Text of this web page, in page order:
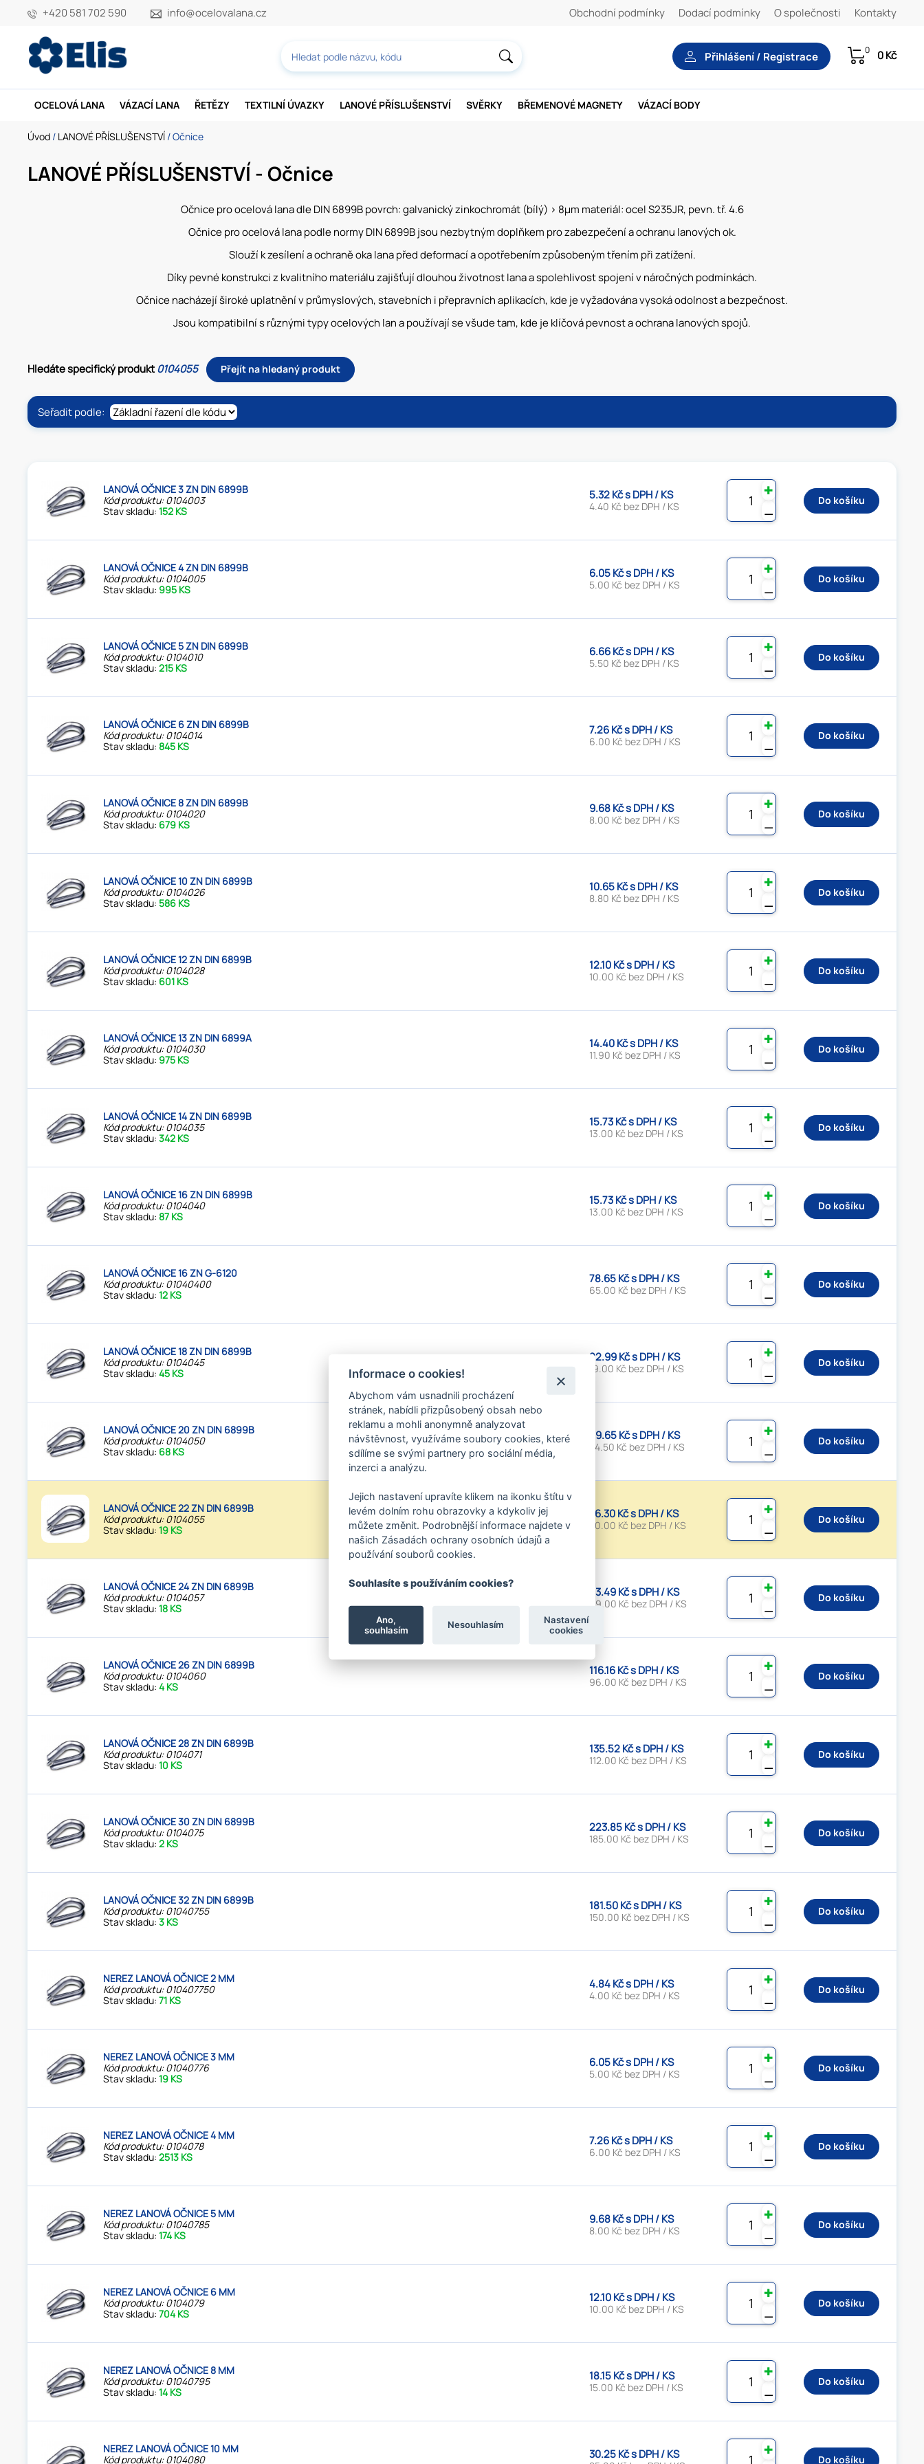
+420 581 702 590 info@ocelovalana.cz Obchodní podmínky Dodací podmínky O společnosti Kontakty
Přihlášení / Registrace 0 0 Kč
OCELOVÁ LANA VÁZACÍ LANA ŘETĚZY TEXTILNÍ ÚVAZKY LANOVÉ PŘÍSLUŠENSTVÍ SVĚRKY BŘEMENOVÉ MAGNETY VÁZACÍ BODY
Úvod / LANOVÉ PŘÍSLUŠENSTVÍ / Očnice
LANOVÉ PŘÍSLUŠENSTVÍ - Očnice
Očnice pro ocelová lana dle DIN 6899B povrch: galvanický zinkochromát (bílý) > 8µm materiál: ocel S235JR, pevn. tř. 4.6
Očnice pro ocelová lana podle normy DIN 6899B jsou nezbytným doplňkem pro zabezpečení a ochranu lanových ok.
Slouží k zesílení a ochraně oka lana před deformací a opotřebením způsobeným třením při zatížení.
Díky pevné konstrukci z kvalitního materiálu zajišťují dlouhou životnost lana a spolehlivost spojení v náročných podmínkách.
Očnice nacházejí široké uplatnění v průmyslových, stavebních i přepravních aplikacích, kde je vyžadována vysoká odolnost a bezpečnost.
Jsou kompatibilní s různými typy ocelových lan a používají se všude tam, kde je klíčová pevnost a ochrana lanových spojů.
Hledáte specifický produkt0104055 Přejít na hledaný produkt
Seřadit podle:
LANOVÁ OČNICE 3 ZN DIN 6899B
Kód produktu: 0104003
Stav skladu:152 KS
5.32 Kč s DPH / KS
4.40 Kč bez DPH / KS ⚊
✚
Do košíku
LANOVÁ OČNICE 4 ZN DIN 6899B
Kód produktu: 0104005
Stav skladu: 995 KS
6.05 Kč s DPH / KS
5.00 Kč bez DPH / KS ⚊
✚
Do košíku
LANOVÁ OČNICE 5 ZN DIN 6899B
Kód produktu: 0104010
Stav skladu:215 KS
6.66 Kč s DPH / KS
5.50 Kč bez DPH / KS ⚊
✚
Do košíku
LANOVÁ OČNICE 6 ZN DIN 6899B
Kód produktu: 0104014
Stav skladu:845 KS
7.26 Kč s DPH / KS
6.00 Kč bez DPH / KS ⚊
✚
Do košíku
LANOVÁ OČNICE 8 ZN DIN 6899B
Kód produktu: 0104020
Stav skladu: 679 KS
9.68 Kč s DPH / KS
8.00 Kč bez DPH / KS ⚊
✚
Do košíku
LANOVÁ OČNICE 10 ZN DIN 6899B
Kód produktu: 0104026
Stav skladu:586 KS
10.65 Kč s DPH / KS
8.80 Kč bez DPH / KS ⚊
✚
Do košíku
LANOVÁ OČNICE 12 ZN DIN 6899B
Kód produktu: 0104028
Stav skladu: 601 KS
12.10 Kč s DPH / KS
10.00 Kč bez DPH / KS ⚊
✚
Do košíku
LANOVÁ OČNICE 13 ZN DIN 6899A
Kód produktu: 0104030
Stav skladu: 975 KS
14.40 Kč s DPH / KS
11.90 Kč bez DPH / KS ⚊
✚
Do košíku
LANOVÁ OČNICE 14 ZN DIN 6899B
Kód produktu: 0104035
Stav skladu:342 KS
15.73 Kč s DPH / KS
13.00 Kč bez DPH / KS ⚊
✚
Do košíku
LANOVÁ OČNICE 16 ZN DIN 6899B
Kód produktu: 0104040
Stav skladu:87 KS
15.73 Kč s DPH / KS
13.00 Kč bez DPH / KS ⚊
✚
Do košíku
LANOVÁ OČNICE 16 ZN G-6120
Kód produktu: 01040400
Stav skladu:12 KS
78.65 Kč s DPH / KS
65.00 Kč bez DPH / KS ⚊
✚
Do košíku
LANOVÁ OČNICE 18 ZN DIN 6899B
Kód produktu: 0104045
Stav skladu:45 KS
22.99 Kč s DPH / KS
19.00 Kč bez DPH / KS ⚊
✚
Do košíku
LANOVÁ OČNICE 20 ZN DIN 6899B
Kód produktu: 0104050
Stav skladu: 68 KS
29.65 Kč s DPH / KS
24.50 Kč bez DPH / KS ⚊
✚
Do košíku
LANOVÁ OČNICE 22 ZN DIN 6899B
Kód produktu: 0104055
Stav skladu:19 KS
36.30 Kč s DPH / KS
30.00 Kč bez DPH / KS ⚊
✚
Do košíku
LANOVÁ OČNICE 24 ZN DIN 6899B
Kód produktu: 0104057
Stav skladu:18 KS
83.49 Kč s DPH / KS
69.00 Kč bez DPH / KS ⚊
✚
Do košíku
LANOVÁ OČNICE 26 ZN DIN 6899B
Kód produktu: 0104060
Stav skladu:4 KS
116.16 Kč s DPH / KS
96.00 Kč bez DPH / KS ⚊
✚
Do košíku
LANOVÁ OČNICE 28 ZN DIN 6899B
Kód produktu: 0104071
Stav skladu:10 KS
135.52 Kč s DPH / KS
112.00 Kč bez DPH / KS ⚊
✚
Do košíku
LANOVÁ OČNICE 30 ZN DIN 6899B
Kód produktu: 0104075
Stav skladu:2 KS
223.85 Kč s DPH / KS
185.00 Kč bez DPH / KS ⚊
✚
Do košíku
LANOVÁ OČNICE 32 ZN DIN 6899B
Kód produktu: 01040755
Stav skladu:3 KS
181.50 Kč s DPH / KS
150.00 Kč bez DPH / KS ⚊
✚
Do košíku
NEREZ LANOVÁ OČNICE 2 MM
Kód produktu: 010407750
Stav skladu:71 KS
4.84 Kč s DPH / KS
4.00 Kč bez DPH / KS ⚊
✚
Do košíku
NEREZ LANOVÁ OČNICE 3 MM
Kód produktu: 01040776
Stav skladu:19 KS
6.05 Kč s DPH / KS
5.00 Kč bez DPH / KS ⚊
✚
Do košíku
NEREZ LANOVÁ OČNICE 4 MM
Kód produktu: 0104078
Stav skladu:2513 KS
7.26 Kč s DPH / KS
6.00 Kč bez DPH / KS ⚊
✚
Do košíku
NEREZ LANOVÁ OČNICE 5 MM
Kód produktu: 01040785
Stav skladu:174 KS
9.68 Kč s DPH / KS
8.00 Kč bez DPH / KS ⚊
✚
Do košíku
NEREZ LANOVÁ OČNICE 6 MM
Kód produktu: 0104079
Stav skladu:704 KS
12.10 Kč s DPH / KS
10.00 Kč bez DPH / KS ⚊
✚
Do košíku
NEREZ LANOVÁ OČNICE 8 MM
Kód produktu: 01040795
Stav skladu:14 KS
18.15 Kč s DPH / KS
15.00 Kč bez DPH / KS ⚊
✚
Do košíku
NEREZ LANOVÁ OČNICE 10 MM
Kód produktu: 0104080
30.25 Kč s DPH / KS ✚
Do košíku
Informace o cookies!
Abychom vám usnadnili procházení
stránek, nabídli přizpůsobený obsah nebo
reklamu a mohli anonymně analyzovat
návštěvnost, využíváme soubory cookies, které
sdílíme se svými partnery pro sociální média,
inzerci a analýzu.
Jejich nastavení upravíte klikem na ikonku štítu v
levém dolním rohu obrazovky a kdykoliv jej
můžete změnit. Podrobnější informace najdete v
našich Zásadách ochrany osobních údajů a
používání souborů cookies.
Souhlasíte s používáním cookies?
Ano,
souhlasím
Nesouhlasím
Nastavení
cookies